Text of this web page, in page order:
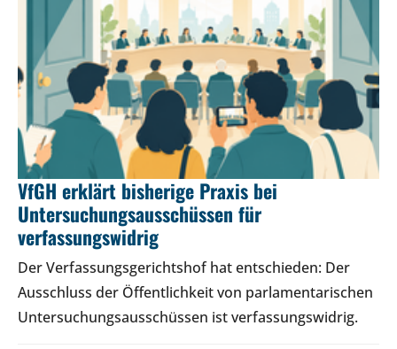
VfGH erklärt bisherige Praxis bei
Untersuchungsausschüssen für
verfassungswidrig
Der Verfassungsgerichtshof hat entschieden: Der
Ausschluss der Öffentlichkeit von parlamentarischen
Untersuchungsausschüssen ist verfassungswidrig.